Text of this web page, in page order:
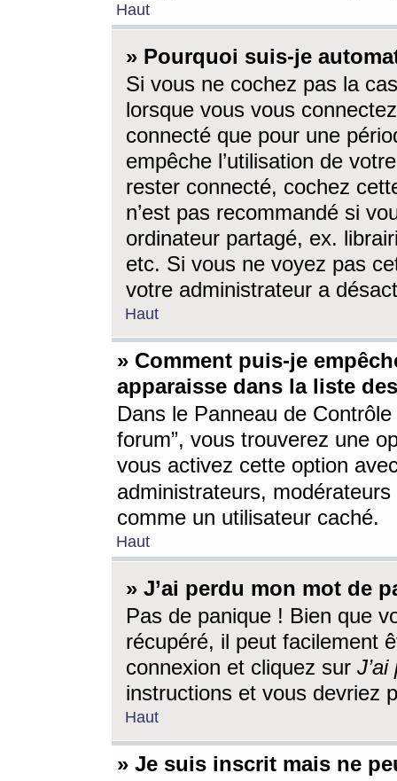
Haut
» Pourquoi suis-je
Si vous ne cochez pas la
lorsque vous vous
connecté que pour une
empêche l’utilisation de
rester connecté, cochez
n’est pas recommandé si
ordinateur partagé, ex.
etc. Si vous ne voyez pas
votre administrateur a
Haut
» Comment puis-je
apparaisse dans la liste
Dans le Panneau de
forum”, vous trouverez une
vous activez cette option
administrateurs,
comme un utilisateur caché.
Haut
» J’ai perdu mon mot de
Pas de panique ! Bien que
récupéré, il peut facilement
connexion et cliquez sur
instructions et vous devriez
Haut
» Je suis inscrit mais ne